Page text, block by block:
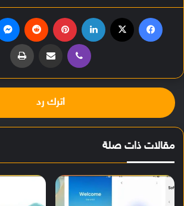
ڤايبر مشاركة عبر البريد طباعة
اترك رد
مقالات ذات صلة